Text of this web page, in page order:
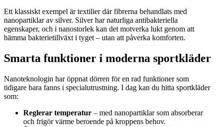
Ett klassiskt exempel är textilier där fibrerna behandlats med
nanopartiklar av silver. Silver har naturliga antibakteriella
egenskaper, och i nanostorlek kan det motverka lukt genom att
hämma bakterietillväxt i tyget – utan att påverka komforten.
Smarta funktioner i moderna sportkläder
Nanoteknologin har öppnat dörren för en rad funktioner som
tidigare bara fanns i specialutrustning. I dag kan du hitta sportkläder
som:
Reglerar temperatur – med nanopartiklar som absorberar
och frigör värme beroende på kroppens behov.